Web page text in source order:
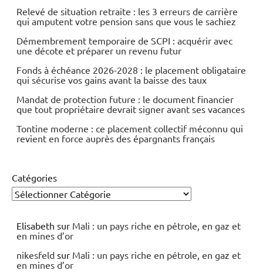
premières
Relevé de situation retraite : les 3 erreurs de carrière
qui amputent votre pension sans que vous le sachiez
Démembrement temporaire de SCPI : acquérir avec
une décote et préparer un revenu futur
Fonds à échéance 2026-2028 : le placement obligataire
qui sécurise vos gains avant la baisse des taux
Mandat de protection future : le document financier
que tout propriétaire devrait signer avant ses vacances
Tontine moderne : ce placement collectif méconnu qui
revient en force auprès des épargnants français
Catégories
Elisabeth sur Mali : un pays riche en pétrole, en gaz et
en mines d’or
nikesfeld sur Mali : un pays riche en pétrole, en gaz et
en mines d’or